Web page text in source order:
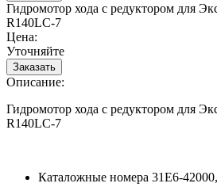
Гидромотор хода с редуктором для
R140LC-7
Цена:
Уточняйте
Описание:
Гидромотор хода с редуктором для
R140LC-7
Каталожные номера 31E6-